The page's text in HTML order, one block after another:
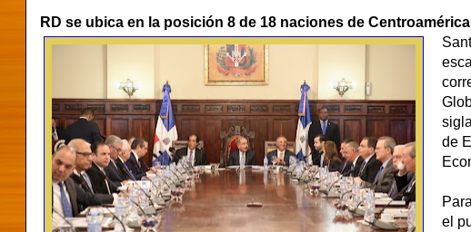
RD se ubica en la posición 8 de 18 naciones de
de
el